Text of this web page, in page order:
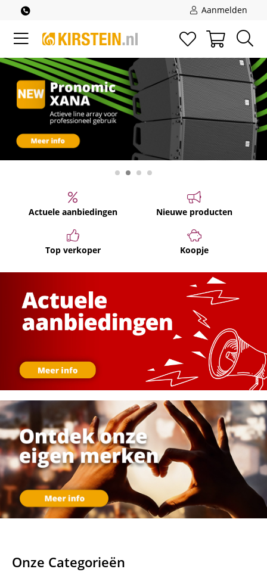
Aanmelden
Actuele aanbiedingen Nieuwe producten
Top verkoper Koopje
Onze Categorieën